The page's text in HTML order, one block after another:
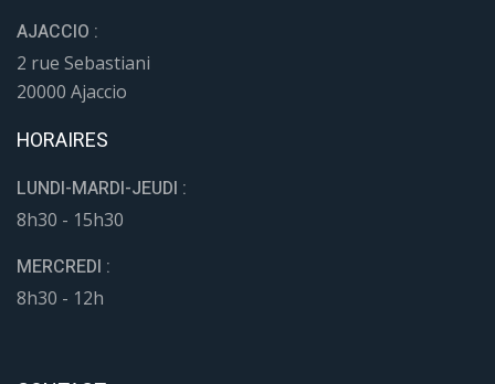
AJACCIO :
2 rue Sebastiani
20000 Ajaccio
HORAIRES
LUNDI-MARDI-JEUDI :
8h30 - 15h30
MERCREDI :
8h30 - 12h